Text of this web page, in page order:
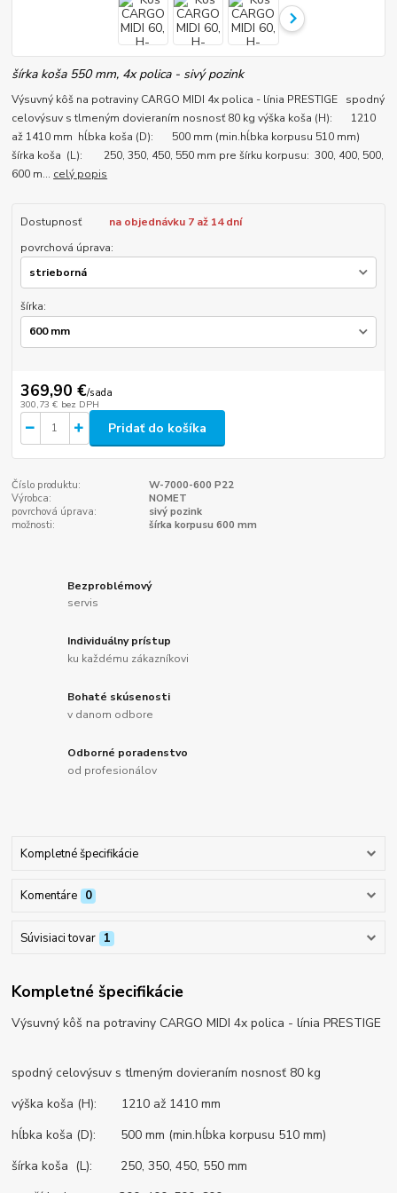
šírka koša 550 mm, 4x polica - sivý pozink
Výsuvný kôš na potraviny CARGO MIDI 4x polica - línia PRESTIGE spodný
celovýsuv s tlmeným dovieraním nosnosť 80 kg výška koša (H): 1210
až 1410 mm hĺbka koša (D): 500 mm (min.hĺbka korpusu 510 mm)
šírka koša (L): 250, 350, 450, 550 mm pre šírku korpusu: 300, 400, 500,
600 m... celý popis
Dostupnosť
na objednávku 7 až 14 dní
povrchová úprava:
šírka:
369,90 €/sada
300,73 € bez DPH
Pridať do košíka
Číslo produktu:
W-7000-600 P22
Výrobca:
NOMET
povrchová úprava:
sivý pozink
možnosti:
šírka korpusu 600 mm
Bezproblémový
servis
Individuálny prístup
ku každému zákazníkovi
Bohaté skúsenosti
v danom odbore
Odborné poradenstvo
od profesionálov
Kompletné špecifikácie
Komentáre 0
Súvisiaci tovar 1
Kompletné špecifikácie
Výsuvný kôš na potraviny CARGO MIDI 4x polica - línia PRESTIGE
spodný celovýsuv s tlmeným dovieraním nosnosť 80 kg
výška koša (H): 1210 až 1410 mm
hĺbka koša (D): 500 mm (min.hĺbka korpusu 510 mm)
šírka koša (L): 250, 350, 450, 550 mm